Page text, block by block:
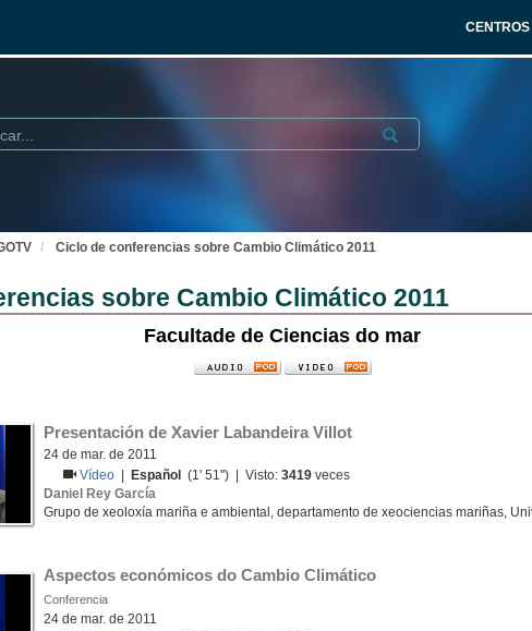
CENTROS
Submit
Ciclo de conferencias sobre Cambio Climático 2011
sobre Cambio Climático 2011
Facultade de Ciencias do mar
Presentación de Xavier Labandeira Villot
24 de mar. de 2011
Vídeo
Español (1' 51'') | Visto:3419 veces
Daniel Rey García
Grupo de xeoloxía mariña e ambiental, departamento de xeociencias mariñas,
Aspectos económicos do Cambio Climático
Conferencia
24 de mar. de 2011